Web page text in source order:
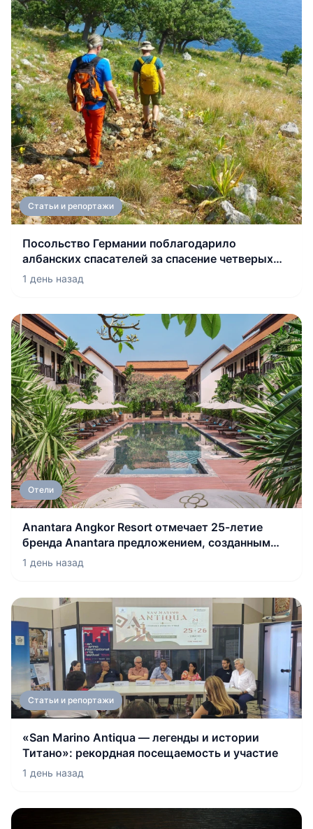
Статьи и репортажи
Посольство Германии поблагодарило
албанских спасателей за спасение четверых
граждан
1 день назад
Отели
Anantara Angkor Resort отмечает 25-летие
бренда Anantara предложением, созданным
для самого спокойного сезона в храмах за
последние годы
1 день назад
Статьи и репортажи
«San Marino Antiqua — легенды и истории
Титано»: рекордная посещаемость и участие
1 день назад